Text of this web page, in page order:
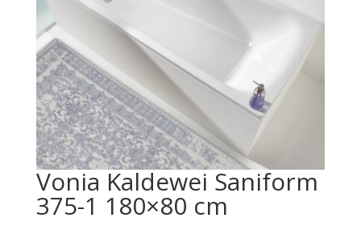
Vonia Kaldewei Saniform
375-1 180×80 cm